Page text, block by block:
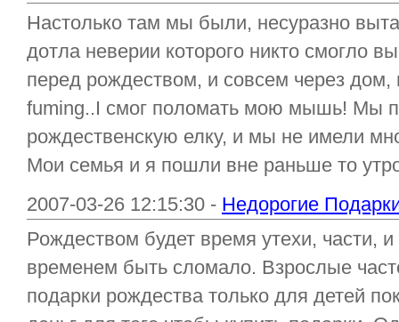
Настолько там мы были, несуразно
дотла неверии которого никто смогло
перед рождеством, и совсем через
fuming..I смог поломать мою мышь! Мы
рождественскую елку, и мы не имели
Мои семья и я пошли вне раньше то
2007-03-26 12:15:30 - Недорогие
Рождеством будет время утехи, части,
временем быть сломало. Взрослые
подарки рождества только для детей